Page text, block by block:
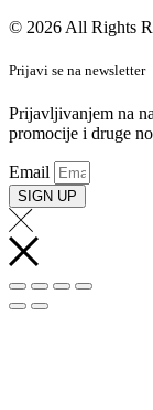
© 2026 All Rights
Prijavi se na newsletter
Prijavljivanjem na
promocije i druge
Email
SIGN UP